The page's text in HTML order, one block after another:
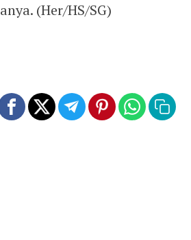
(Her/HS/SG)